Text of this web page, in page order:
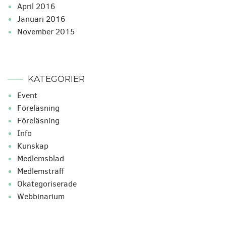
april 2016
januari 2016
november 2015
KATEGORIER
Event
Föreläsning
Föreläsning
Info
Kunskap
Medlemsblad
Medlemsträff
Okategoriserade
Webbinarium